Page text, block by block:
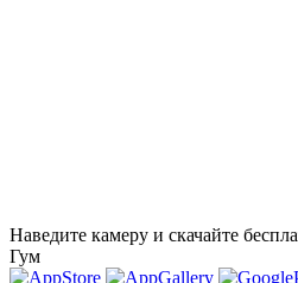
Наведите камеру и скачайте
Гум